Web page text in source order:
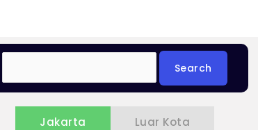
Jakarta Luar Kota